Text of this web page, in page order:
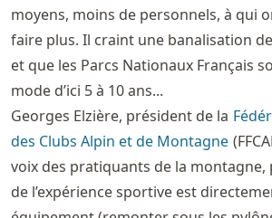
moyens, moins de personnels, à qui
faire plus. Il craint une banalisation
et que les Parcs Nationaux Français
mode d’ici 5 à 10 ans...
Georges Elzière, président de la
des Clubs Alpin et de Montagne
voix des pratiquants de la
de l’expérience sportive est